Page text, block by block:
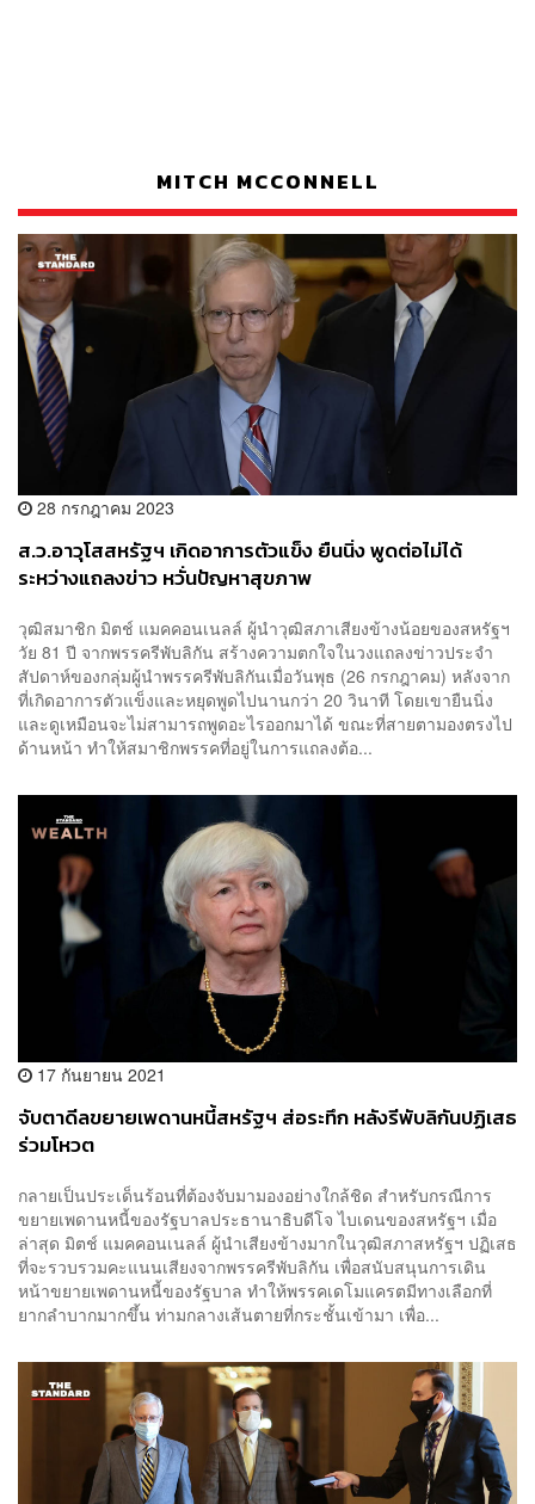
MITCH MCCONNELL
28 กรกฎาคม 2023
ส.ว.อาวุโสสหรัฐฯ เกิดอาการตัวแข็ง ยืนนิ่ง พูดต่อไม่ได้
ระหว่างแถลงข่าว หวั่นปัญหาสุขภาพ
วุฒิสมาชิก มิตช์ แมคคอนเนลล์ ผู้นำวุฒิสภาเสียงข้างน้อยของสหรัฐฯ
วัย 81 ปี จากพรรครีพับลิกัน สร้างความตกใจในวงแถลงข่าวประจำ
สัปดาห์ของกลุ่มผู้นำพรรครีพับลิกันเมื่อวันพุธ (26 กรกฎาคม) หลังจาก
ที่เกิดอาการตัวแข็งและหยุดพูดไปนานกว่า 20 วินาที โดยเขายืนนิ่ง
และดูเหมือนจะไม่สามารถพูดอะไรออกมาได้ ขณะที่สายตามองตรงไป
ด้านหน้า ทำให้สมาชิกพรรคที่อยู่ในการแถลงต้อ...
17 กันยายน 2021
จับตาดีลขยายเพดานหนี้สหรัฐฯ ส่อระทึก หลังรีพับลิกันปฏิเสธ
ร่วมโหวต
กลายเป็นประเด็นร้อนที่ต้องจับมามองอย่างใกล้ชิด สำหรับกรณีการ
ขยายเพดานหนี้ของรัฐบาลประธานาธิบดีโจ ไบเดนของสหรัฐฯ เมื่อ
ล่าสุด มิตช์ แมคคอนเนลล์ ผู้นำเสียงข้างมากในวุฒิสภาสหรัฐฯ ปฏิเสธ
ที่จะรวบรวมคะแนนเสียงจากพรรครีพับลิกัน เพื่อสนับสนุนการเดิน
หน้าขยายเพดานหนี้ของรัฐบาล ทำให้พรรคเดโมแครตมีทางเลือกที่
ยากลำบากมากขึ้น ท่ามกลางเส้นตายที่กระชั้นเข้ามา เพื่อ...